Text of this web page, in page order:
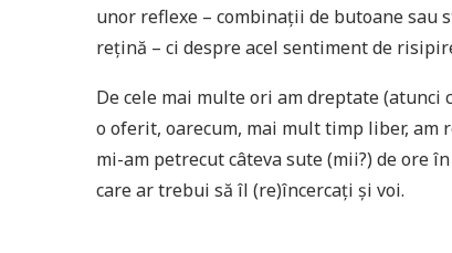
unor reflexe – combinații de butoane sau
rețină – ci despre acel sentiment de
De cele mai multe ori am dreptate
o oferit, oarecum, mai mult timp liber, am
mi-am petrecut câteva sute (mii?) de ore
care ar trebui să îl (re)încercați și voi.